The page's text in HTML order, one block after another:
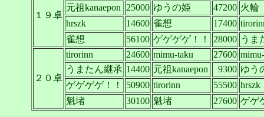
１９卓
元祖kanaepon
25000 ゆうの姫 47200 火輪
hrszk
14600 雀想 17400
雀想
56100 ゲゲゲゲ！！ 28000 うま
２０卓
tirorinn 24600 mimu-taku 27600
うまたん継承 14400 元祖kanaepon 9300 ゆう
ゲゲゲゲ！！
50900 tirorinn 55500 hrszk
魁堵
30100 魁堵 27600 ゲゲ